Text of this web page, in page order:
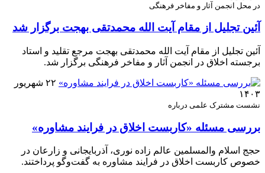
در محل انجمن آثار و مفاخر فرهنگی
آئین تجلیل از مقام آیت الله محمدتقی بهجت برگزار شد
آئین تجلیل از مقام آیت الله محمدتقی بهجت مرجع تقلید و استاد
برجسته اخلاق در انجمن آثار و مفاخر فرهنگی برگزار شد.
۲۲ شهریور
۱۴۰۳
نشست مشترک علمی درباره
بررسی مسئله «کاربست اخلاق در فرایند مشاوره»
حجج اسلام والمسلمین عالم زاده نوری، آذربایجانی و زارعان در
خصوص کاربست اخلاق در فرایند مشاوره به گفت‌وگو پرداختند.